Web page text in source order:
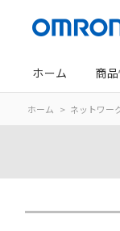
ホーム 商
ホーム ネットワー